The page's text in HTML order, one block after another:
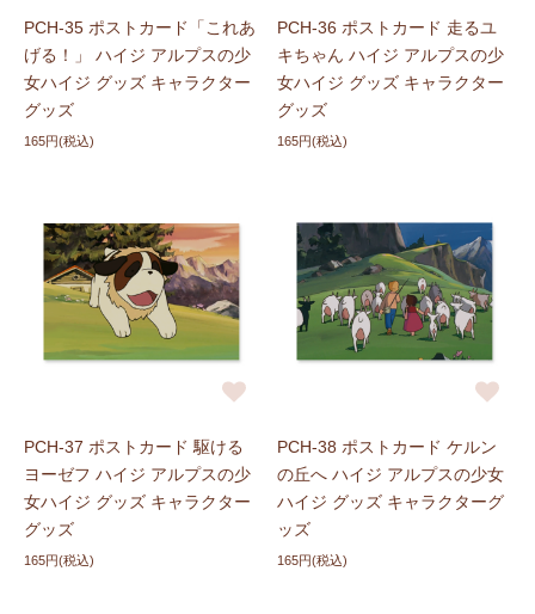
PCH-35 ポストカード「これあ
げる！」 ハイジ アルプスの少
女ハイジ グッズ キャラクター
グッズ
165円(税込)
PCH-36 ポストカード 走るユ
キちゃん ハイジ アルプスの少
女ハイジ グッズ キャラクター
グッズ
165円(税込)
PCH-37 ポストカード 駆ける
ヨーゼフ ハイジ アルプスの少
女ハイジ グッズ キャラクター
グッズ
165円(税込)
PCH-38 ポストカード ケルン
の丘へ ハイジ アルプスの少女
ハイジ グッズ キャラクターグ
ッズ
165円(税込)